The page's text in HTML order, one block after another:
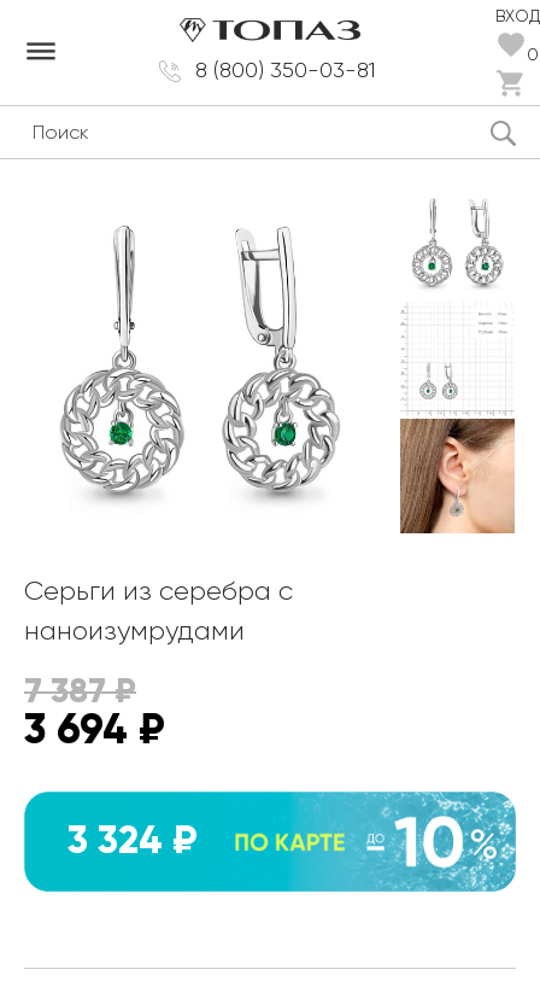
8 (800) 350-03-81
ВХОД
0
dehaze
Серьги из серебра с
наноизумрудами
7 387₽
3 694 ₽
3 324 ₽